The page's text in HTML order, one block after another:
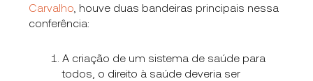
Carvalho , houve duas bandeiras principais nessa
conferência:
A criação de um sistema de saúde para
todos, o direito à saúde deveria ser